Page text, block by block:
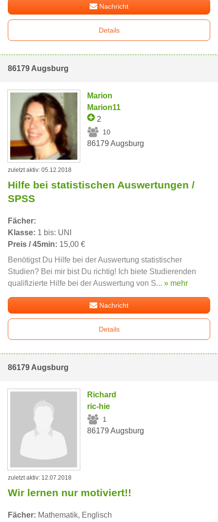
Nachricht
Details
86179 Augsburg
Marion
Marion11
2
10
86179 Augsburg
zuletzt aktiv: 05.12.2018
Hilfe bei statistischen Auswertungen /
SPSS
Fächer:
Klasse: 1 bis: UNI
Preis / 45min: 15,00 €
Benötigst Du Hilfe bei der Auswertung statistischer
Studien? Bei mir bist Du richtig! Ich biete Studierenden
qualifizierte Hilfe bei der Auswertung von S... » mehr
Nachricht
Details
86179 Augsburg
Richard
ric-hie
1
86179 Augsburg
zuletzt aktiv: 12.07.2018
Wir lernen nur motiviert!!
Fächer: Mathematik, Englisch